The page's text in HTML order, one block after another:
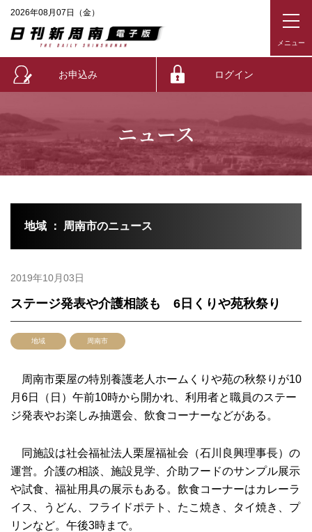
2026年08月07日（金）
お申込み ログイン
ニュース
地域 ： 周南市のニュース
2019年10月03日
ステージ発表や介護相談も 6日くりや苑秋祭り
地域 周南市
周南市栗屋の特別養護老人ホームくりや苑の秋祭りが10
月6日（日）午前10時から開かれ、利用者と職員のステー
ジ発表やお楽しみ抽選会、飲食コーナーなどがある。
同施設は社会福祉法人栗屋福祉会（石川良興理事長）の
運営。介護の相談、施設見学、介助フードのサンプル展示
や試食、福祉用具の展示もある。飲食コーナーはカレーラ
イス、うどん、フライドポテト、たこ焼き、タイ焼き、プ
リンなど。午後3時まで。